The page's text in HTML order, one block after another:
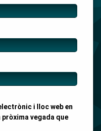
i lloc web en
vegada que